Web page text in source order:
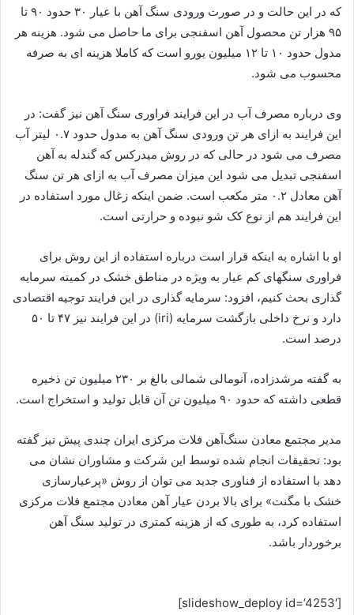
که در این حالت و در صورت ورودی سنگ آهن با عیار ۳۰ حدود ۹۰ تا
۹۵ هزار تن محصول آهن اسفنجی برای ما حاصل می شود. هزینه هر
مدول حدود ۱۰ تا ۱۲ میلیون یورو است که کاملا هزینه ای به صرفه
محسوب می شود.
وی درباره مصرف آب در این فرایند فراوری سنگ آهن نیز گفت: در
این فرایند به ازای هر تن ورودی سنگ آهن به مدول حدود ۰.۷ لیتر آب
مصرف می شود در حالی که در روش میدرکس که گندله به آهن
اسفنجی تبدیل می شود این میزان مصرف آب به ازای هر تن سنگ
آهن معادل ۰.۲ متر مکعب است. ضمن اینکه زغال مورد استفاده در
این فرایند هم از نوع کک شو نبوده و حرارتی است.
او با اشاره به اینکه قرار است درباره استفاده از این روش برای
فراوری سنگهای کم عیار به ویژه در مناطق خشک در کمیته سرمایه
گذاری بحث کنیم، افزود: سرمایه گذاری در این فرایند توجیه اقتصادی
دارد و نرخ داخلی بازگشت سرمایه (iri) در این فرایند نیز ۴۷ تا ۵۰
درصد است.
به گفته مرشدزاده، آنومالی شمالی بالغ بر ۲۳۰ میلیون تن ذخیره
قطعی داشته که حدود ۹۰ میلیون تن آن قابل تولید و استخراج است.
مدیر مجتمع معادن سنگ‌آهن فلات مرکزی ایران چندی پیش نیز گفته
بود: تحقیقات انجام شده توسط این شرکت و مشاوران نشان می
دهد با استفاده از فناوری جدید می توان از روش «پرعیارسازی
خشک با مگنت» برای بالا بردن عیار آهن معادن مجتمع فلات مرکزی
استفاده کرد، به طوری که از هزینه کمتری در تولید سنگ آهن
برخوردار باشد.
[slideshow_deploy id=’4253′]